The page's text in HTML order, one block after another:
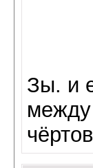
Зы. и
между